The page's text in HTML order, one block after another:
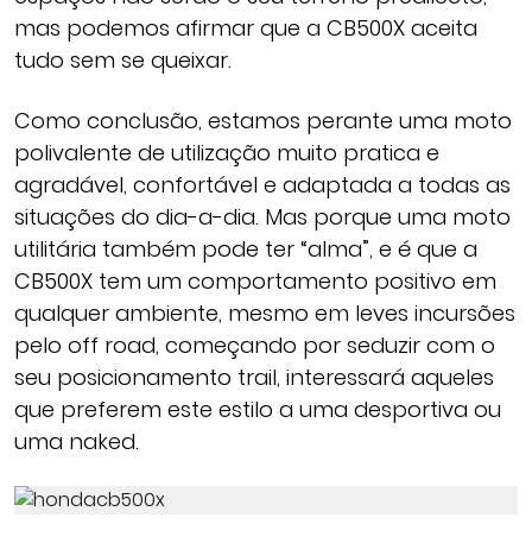
mas podemos afirmar que a CB500X aceita
tudo sem se queixar.
Como conclusão, estamos perante uma moto
polivalente de utilização muito pratica e
agradável, confortável e adaptada a todas as
situações do dia-a-dia. Mas porque uma moto
utilitária também pode ter “alma”, e é que a
CB500X tem um comportamento positivo em
qualquer ambiente, mesmo em leves incursões
pelo off road, começando por seduzir com o
seu posicionamento trail, interessará aqueles
que preferem este estilo a uma desportiva ou
uma naked.